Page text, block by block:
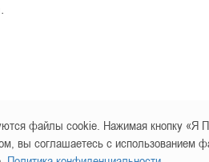
файлы cookie. Нажимая кнопку
вы соглашаетесь с использованием